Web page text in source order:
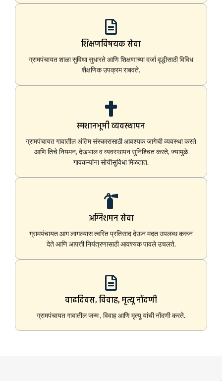
शिक्षणविषयक सेवा
ग्रामपंचायत शाळा सुविधा सुधारते आणि शिक्षणाच्या दर्जा वृद्धीसाठी विविध
शैक्षणिक उपक्रम राबवते.
स्मशानभूमी व्यवस्थापन
ग्रामपंचायत गावातील अंतिम संस्कारासाठी आवश्यक जागेची व्यवस्था करते
आणि तिचे नियमन, देखभाल व व्यवस्थापन सुनिश्चित करते, ज्यामुळे
गावकऱ्यांना सोयीसुविधा मिळतात.
अग्निशमन सेवा
ग्रामपंचायत आग लागल्यास त्वरित प्रतिसाद देऊन मदत उपलब्ध करून
देते आणि आपत्ती नियंत्रणासाठी आवश्यक पावले उचलते.
वाढदिवस, विवाह, मृत्यू नोंदणी
ग्रामपंचायत गावातील जन्म , विवाह आणि मृत्यू यांची नोंदणी करते.